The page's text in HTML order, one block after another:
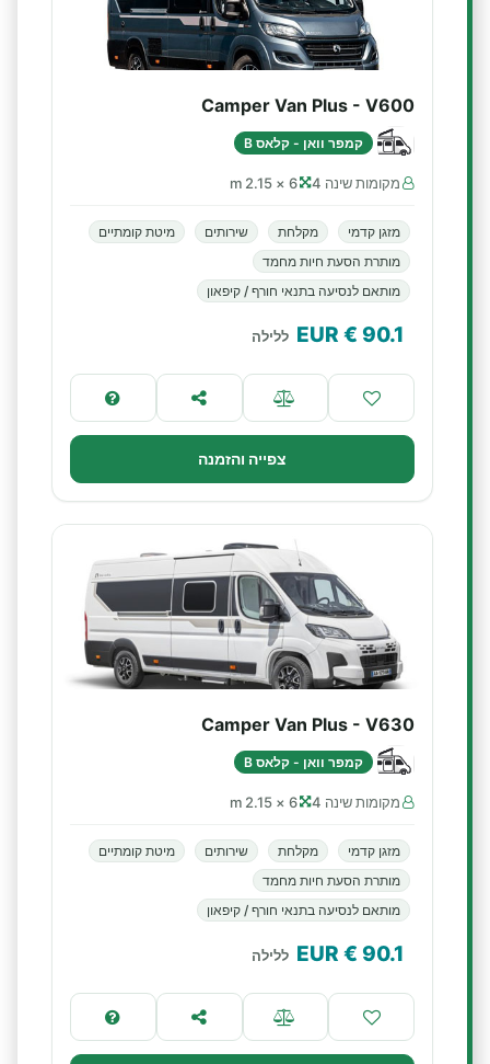
Camper Van Plus - V600
קמפר וואן - קלאס B
מקומות שינה 4 6 × 2.15 m
מזגן קדמי מקלחת שירותים
מיטת קומתיים
מותרת הסעת חיות מחמד
מותאם לנסיעה בתנאי חורף / קיפאון
90.1
€ EUR ללילה
צפייה והזמנה
Camper Van Plus - V630
קמפר וואן - קלאס B
מקומות שינה 4 6 × 2.15 m
מזגן קדמי מקלחת שירותים
מיטת קומתיים
מותרת הסעת חיות מחמד
מותאם לנסיעה בתנאי חורף / קיפאון
90.1
€ EUR ללילה